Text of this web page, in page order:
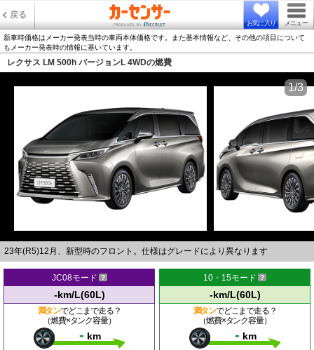
戻る
お気に入り メニュー
新車時価格はメーカー発表当時の車両本体価格です。また基本情報など、その他の項目について
もメーカー発表時の情報に基いています。
レクサス LM 500h バージョンL 4WDの燃費
23年(R5)12月、新型時のフロント。仕様はグレードにより異なります
1/3
JC08モード
-km/L(60L)
満タンでどこまで走る？
（燃費×タンク容量）
- km
10・15モード
-km/L(60L)
満タンでどこまで走る？
（燃費×タンク容量）
- km